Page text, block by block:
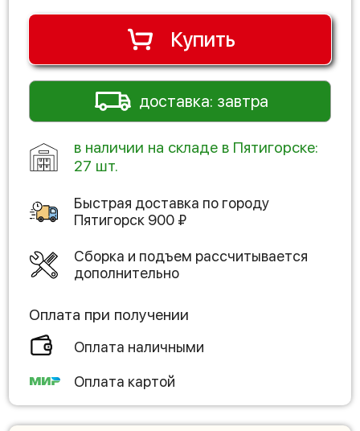
Купить
доставка: завтра
в наличии на складе в Пятигорске:
27 шт.
Быстрая доставка по городу
Пятигорск 900 ₽
Сборка и подъем рассчитывается
дополнительно
Оплата при получении
Оплата наличными
Оплата картой